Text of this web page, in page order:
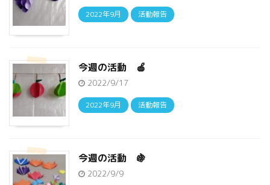
2022年9月 活動報告
今週の活動 🍎
2022/9/17
2022年9月 活動報告
今週の活動 🍇
2022/9/9